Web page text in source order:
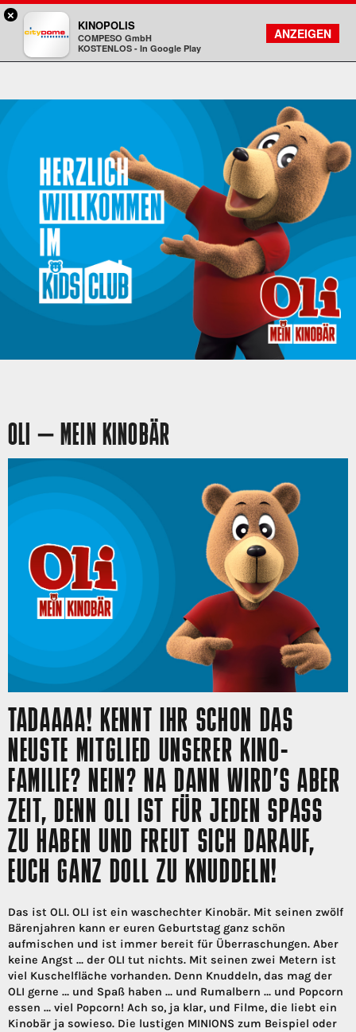
Kinopolis
FILMSUCHE
KONTO
OLI – MEIN KINOBÄR
TADAAAA! KENNT IHR SCHON DAS
NEUSTE MITGLIED UNSERER KINO-
FAMILIE? NEIN? NA DANN WIRD’S ABER
ZEIT, DENN OLI IST FÜR JEDEN SPASS Z
U HABEN UND FREUT SICH DARAUF, E
UCH GANZ DOLL ZU KNUDDELN!
Das ist OLI. OLI ist ein waschechter Kinobär. Mit seinen zwölf
Bärenjahren kann er euren Geburtstag ganz schön
aufmischen und ist immer bereit für Überraschungen. Aber
keine Angst … der OLI tut nichts. Mit seinen zwei Metern ist
viel Kuschelfläche vorhanden. Denn Knuddeln, das mag der
OLI gerne … und Spaß haben … und Rumalbern … und Popcorn
essen … viel Popcorn! Ach so, ja klar, und Filme, die liebt ein
Kinobär ja sowieso. Die lustigen MINIONS zum Beispiel oder
×
KINOPOLIS
COMPESO GmbH
KOSTENLOS - In Google Play
ANZEIGEN